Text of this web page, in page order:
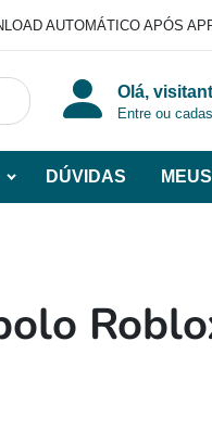
AUTOMÁTICO APÓS
Olá,
Entre ou
DÚVIDAS